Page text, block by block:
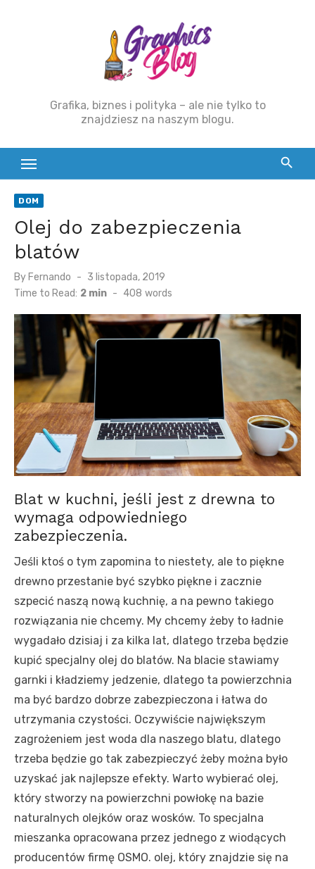
Grafika, biznes i polityka – ale nie tylko to
znajdziesz na naszym blogu.
DOM
Olej do zabezpieczenia
blatów
By Fernando
Posted
on
3 listopada, 2019
Time to Read: 2 min - 408 words
Blat w kuchni, jeśli jest z drewna to
wymaga odpowiedniego
zabezpieczenia.
Jeśli ktoś o tym zapomina to niestety, ale to piękne
drewno przestanie być szybko piękne i zacznie
szpecić naszą nową kuchnię, a na pewno takiego
rozwiązania nie chcemy. My chcemy żeby to ładnie
wygadało dzisiaj i za kilka lat, dlatego trzeba będzie
kupić specjalny olej do blatów. Na blacie stawiamy
garnki i kładziemy jedzenie, dlatego ta powierzchnia
ma być bardzo dobrze zabezpieczona i łatwa do
utrzymania czystości. Oczywiście największym
zagrożeniem jest woda dla naszego blatu, dlatego
trzeba będzie go tak zabezpieczyć żeby można było
uzyskać jak najlepsze efekty. Warto wybierać olej,
który stworzy na powierzchni powłokę na bazie
naturalnych olejków oraz wosków. To specjalna
mieszanka opracowana przez jednego z wiodących
producentów firmę OSMO. olej, który znajdzie się na